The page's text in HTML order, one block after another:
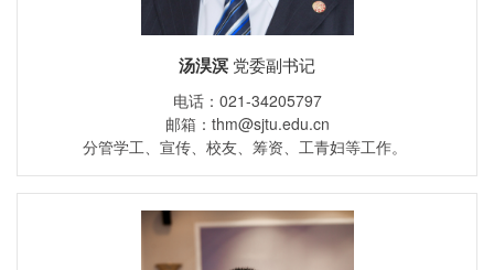
汤淏溟 党委副书记
电话：021-34205797
邮箱：thm@sjtu.edu.cn
分管学工、宣传、校友、筹资、工青妇等工作。